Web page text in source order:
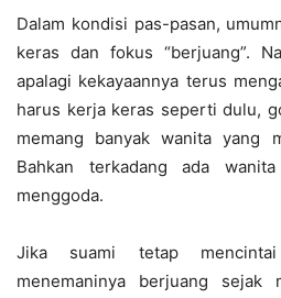
Dalam kondisi pas-pasan,
keras dan fokus “berjuang”.
apalagi kekayaannya terus
harus kerja keras seperti dulu,
memang banyak wanita yang
Bahkan terkadang ada
menggoda.
Jika suami tetap
menemaninya berjuang sejak